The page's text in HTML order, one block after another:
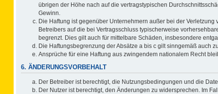
übrigen der Höhe nach auf die vertragstypischen
Gewinn.
Die Haftung ist gegenüber Unternehmern außer bei der
Betreibers auf die bei Vertragsschluss typischerweise
begrenzt. Dies gilt auch für mittelbare Schäden, insbesondere
Die Haftungsbegrenzung der Absätze a bis c gilt sinngemäß auch
Ansprüche für eine Haftung aus zwingendem nationalem Recht
6. ÄNDERUNGSVORBEHALT
Der Betreiber ist berechtigt, die Nutzungsbedingungen und die
Der Nutzer ist berechtigt, den Änderungen zu widersprechen. Im